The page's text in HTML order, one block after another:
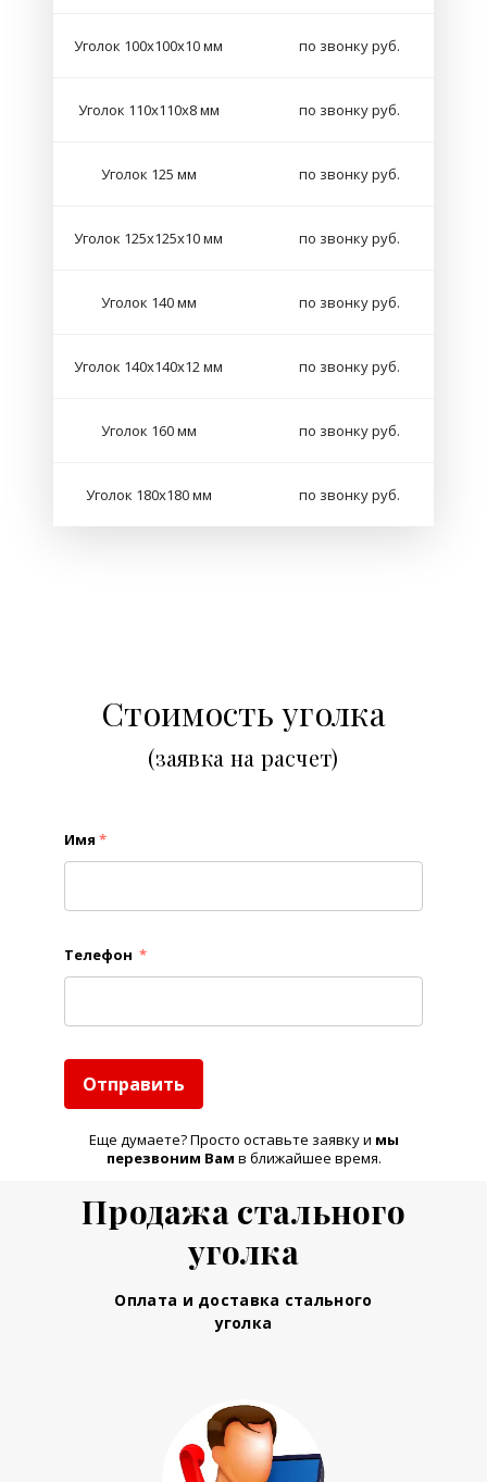
Уголок 100х100х10 мм по звонку руб.
Уголок 110х110х8 мм по звонку руб.
Уголок 125 мм по звонку руб.
Уголок 125х125х10 мм по звонку руб.
Уголок 140 мм по звонку руб.
Уголок 140х140х12 мм по звонку руб.
Уголок 160 мм по звонку руб.
Уголок 180х180 мм по звонку руб.
Стоимость уголка
(заявка на расчет)
Имя *
Телефон *
Отправить
Еще думаете? Просто оставьте заявку и мы
перезвоним Вам в ближайшее время.
Продажа стального
уголка
Оплата и доставка стального
уголка